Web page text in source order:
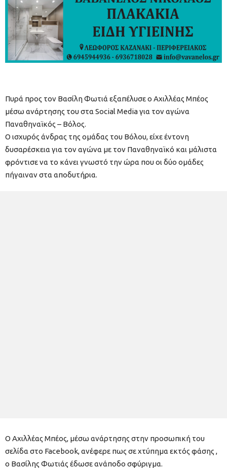
Πυρά προς τον Βασίλη Φωτιά εξαπέλυσε ο Αχιλλέας Μπέος
μέσω ανάρτησης του στα Social Media για τον αγώνα
Παναθηναϊκός – Βόλος.
Ο ισχυρός άνδρας της ομάδας του Βόλου, είχε έντονη
δυσαρέσκεια για τον αγώνα με τον Παναθηναϊκό και μάλιστα
φρόντισε να το κάνει γνωστό την ώρα που οι δύο ομάδες
πήγαιναν στα αποδυτήρια.
Ο Αχιλλέας Μπέος, μέσω ανάρτησης στην προσωπική του
σελίδα στο Facebook, ανέφερε πως σε χτύπημα εκτός φάσης ,
ο Βασίλης Φωτιάς έδωσε ανάποδο σφύριγμα.